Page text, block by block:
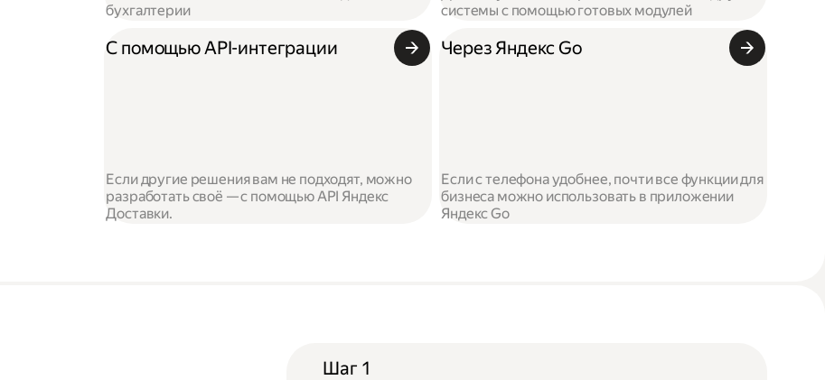
бухгалтерии
системы с помощью готовых модулей
С помощью API-интеграции
Если другие решения вам не подходят, можно
разработать своё — с помощью API Яндекс
Доставки.
Через Яндекс Go
Если с телефона удобнее, почти все функции для
бизнеса можно использовать в приложении
Яндекс Go
Шаг 1